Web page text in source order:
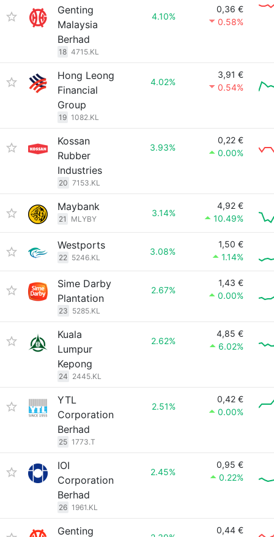
Genting
Malaysia
Berhad
18 4715.KL
4.10%
0,36 €
0.58%
Hong Leong
Financial
Group
19 1082.KL
4.02%
3,91 €
0.54%
Kossan
Rubber
Industries
20 7153.KL
3.93%
0,22 €
0.00%
Maybank
21 MLYBY
3.14%
4,92 €
10.49%
Westports
22 5246.KL
3.08%
1,50 €
1.14%
Sime Darby
Plantation
23 5285.KL
2.67%
1,43 €
0.00%
Kuala
Lumpur
Kepong
24 2445.KL
2.62%
4,85 €
6.02%
YTL
Corporation
Berhad
25 1773.T
2.51%
0,42 €
0.00%
IOI
Corporation
Berhad
26 1961.KL
2.45%
0,95 €
0.22%
Genting 0,44 €